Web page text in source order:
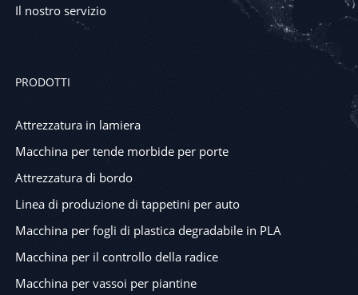
Il nostro servizio
PRODOTTI
Attrezzatura in lamiera
Macchina per tende morbide per porte
Attrezzatura di bordo
Linea di produzione di tappetini per auto
Macchina per fogli di plastica degradabile in PLA
Macchina per il controllo della radice
Macchina per vassoi per piantine